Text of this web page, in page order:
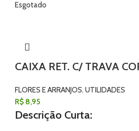
Esgotado
CAIXA RET. C/ TRAVA
FLORES E ARRANJOS, UTILIDADES
R$ 8,95
Descrição Curta: